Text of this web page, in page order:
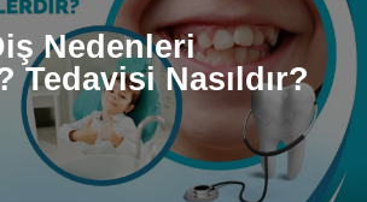
Nedenleri
Tedavisi Nasıldır?